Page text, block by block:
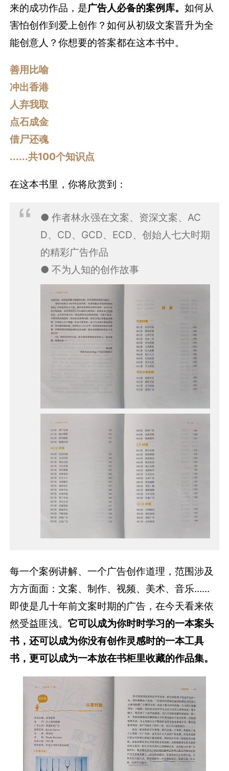
来的成功作品，是广告人必备的案例库。如何从
害怕创作到爱上创作？如何从初级文案晋升为全
能创意人？你想要的答案都在这本书中。
善用比喻
冲出香港
人弃我取
点石成金
借尸还魂
......共100个知识点
在这本书里，你将欣赏到：
● 作者林永强在文案、资深文案、AC
D、CD、GCD、ECD、创始人七大时期
的精彩广告作品
● 不为人知的创作故事
每一个案例讲解、一个广告创作道理，范围涉及
方方面面：文案、制作、视频、美术、音乐......
即使是几十年前文案时期的广告，在今天看来依
然受益匪浅。它可以成为你时时学习的一本案头
书，还可以成为你没有创作灵感时的一本工具
书，更可以成为一本放在书柜里收藏的作品集。